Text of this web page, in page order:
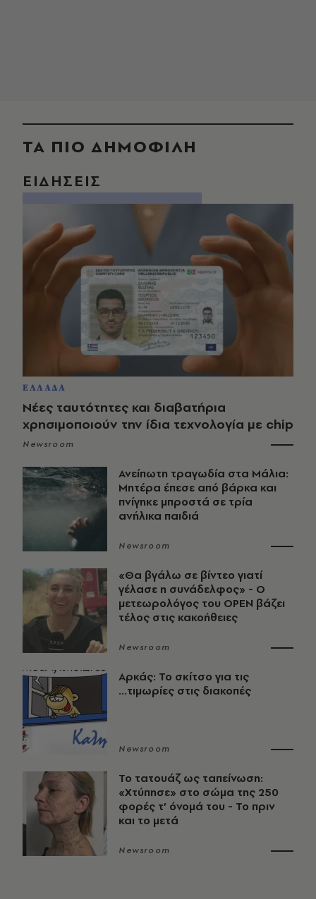
ΤΑ ΠΙΟ ΔΗΜΟΦΙΛΗ
ΕΙΔΗΣΕΙΣ
ΕΛΛΑΔΑ
Νέες ταυτότητες και διαβατήρια
χρησιμοποιούν την ίδια τεχνολογία με chip
Newsroom
Ανείπωτη τραγωδία στα Μάλια:
Μητέρα έπεσε από βάρκα και
πνίγηκε μπροστά σε τρία
ανήλικα παιδιά
Newsroom
«Θα βγάλω σε βίντεο γιατί
γέλασε η συνάδελφος» - Ο
μετεωρολόγος του OPEN βάζει
τέλος στις κακοήθειες
Newsroom
Αρκάς: Το σκίτσο για τις
...τιμωρίες στις διακοπές
Newsroom
Το τατουάζ ως ταπείνωση:
«Χτύπησε» στο σώμα της 250
φορές τ’ όνομά του - Το πριν
και το μετά
Newsroom